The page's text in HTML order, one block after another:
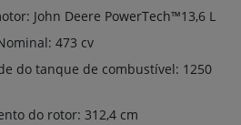
John Deere PowerTech™13,6 L
473 cv
do tanque de combustível: 1250
do rotor: 312,4 cm